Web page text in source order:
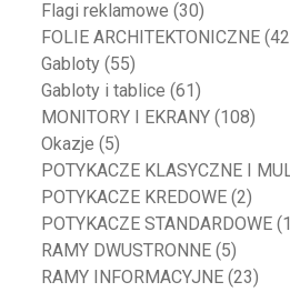
Flagi reklamowe (30)
FOLIE ARCHITEKTONICZNE
Gabloty (55)
Gabloty i tablice (61)
MONITORY I EKRANY (108)
Okazje (5)
POTYKACZE KLASYCZNE I
POTYKACZE KREDOWE (2)
POTYKACZE STANDARDOWE
RAMY DWUSTRONNE (5)
RAMY INFORMACYJNE (23)